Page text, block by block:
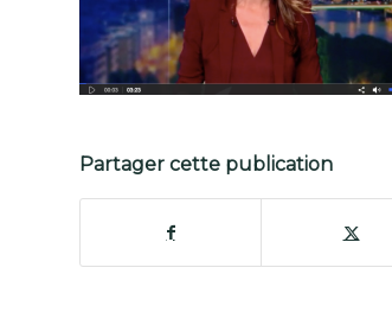
Partager cette publication